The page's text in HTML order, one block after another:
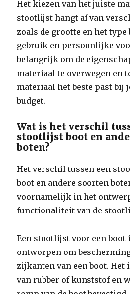
Het kiezen van het juiste
stootlijst hangt af van
zoals de grootte en het type
gebruik en persoonlijke
belangrijk om de
materiaal te overwegen en
materiaal het beste past bij
budget.
Wat is het verschil
stootlijst boot en
boten?
Het verschil tussen een
boot en andere soorten
voornamelijk in het
functionaliteit van de
Een stootlijst voor een boot
ontworpen om
zijkanten van een boot. Het
van rubber of kunststof en